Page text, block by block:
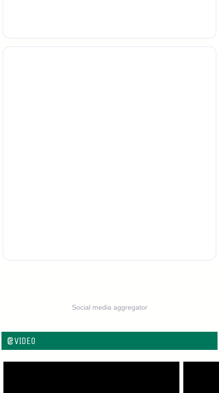
Social media aggregator
@VIDEO